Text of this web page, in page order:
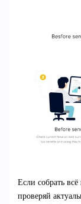
Если собрать
проверяй